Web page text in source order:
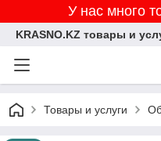
У нас много
KRASNO.KZ товары и
Товары и услуги